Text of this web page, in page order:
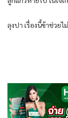
ลุงปา เรื่องนี้ข้าช่วยไ